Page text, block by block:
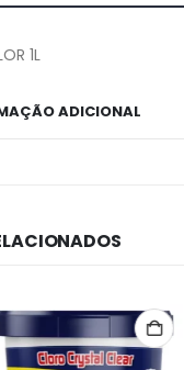
1L
ADICIONAL